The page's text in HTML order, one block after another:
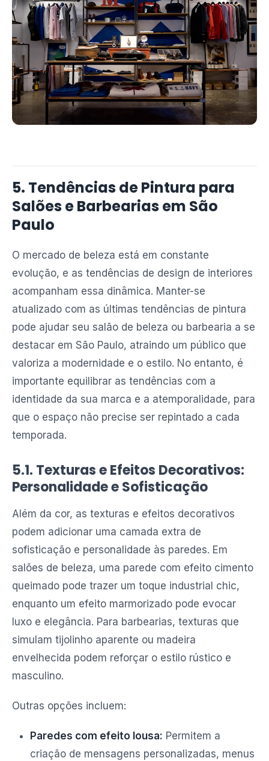
5. Tendências de Pintura para
Salões e Barbearias em São
Paulo
O mercado de beleza está em constante
evolução, e as tendências de design de interiores
acompanham essa dinâmica. Manter-se
atualizado com as últimas tendências de pintura
pode ajudar seu salão de beleza ou barbearia a se
destacar em São Paulo, atraindo um público que
valoriza a modernidade e o estilo. No entanto, é
importante equilibrar as tendências com a
identidade da sua marca e a atemporalidade, para
que o espaço não precise ser repintado a cada
temporada.
5.1. Texturas e Efeitos Decorativos:
Personalidade e Sofisticação
Além da cor, as texturas e efeitos decorativos
podem adicionar uma camada extra de
sofisticação e personalidade às paredes. Em
salões de beleza, uma parede com efeito cimento
queimado pode trazer um toque industrial chic,
enquanto um efeito marmorizado pode evocar
luxo e elegância. Para barbearias, texturas que
simulam tijolinho aparente ou madeira
envelhecida podem reforçar o estilo rústico e
masculino.
Outras opções incluem:
Paredes com efeito lousa: Permitem a
criação de mensagens personalizadas, menus